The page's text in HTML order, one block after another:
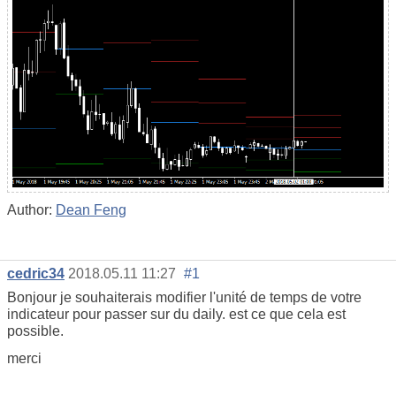
Author: Dean Feng
cedric34 2018.05.11 11:27 #1
Bonjour je souhaiterais modifier l'unité de temps de votre
indicateur pour passer sur du daily. est ce que cela est
possible.
merci